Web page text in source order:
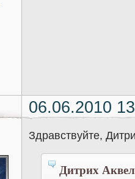
06.06.2010
Здравствуйте,
Дитрих